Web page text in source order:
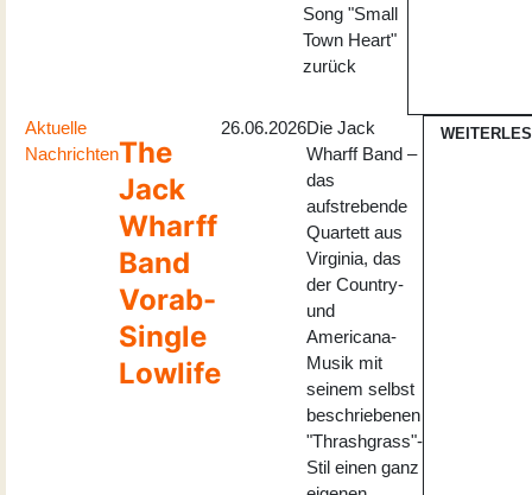
Song "Small
Town Heart"
zurück
Aktuelle
NachrichtenThe
Jack
Wharff
Band
Vorab-
Single
Lowlife
26.06.2026Die Jack
Wharff Band –
das
aufstrebende
Quartett aus
Virginia, das
der Country-
und
Americana-
Musik mit
seinem selbst
beschriebenen
"Thrashgrass"-
Stil einen ganz